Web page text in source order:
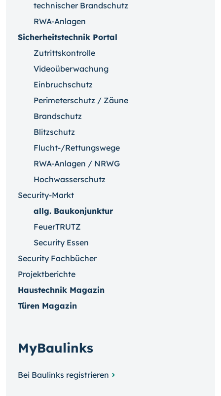
technischer Brandschutz
RWA-Anlagen
Sicherheitstechnik Portal
Zutrittskontrolle
Videoüberwachung
Einbruchschutz
Perimeterschutz / Zäune
Brandschutz
Blitzschutz
Flucht-/Rettungswege
RWA-Anlagen / NRWG
Hochwasserschutz
Security-Markt
allg. Baukonjunktur
FeuerTRUTZ
Security Essen
Security Fachbücher
Projektberichte
Haustechnik Magazin
Türen Magazin
MyBaulinks
Bei Baulinks registrieren